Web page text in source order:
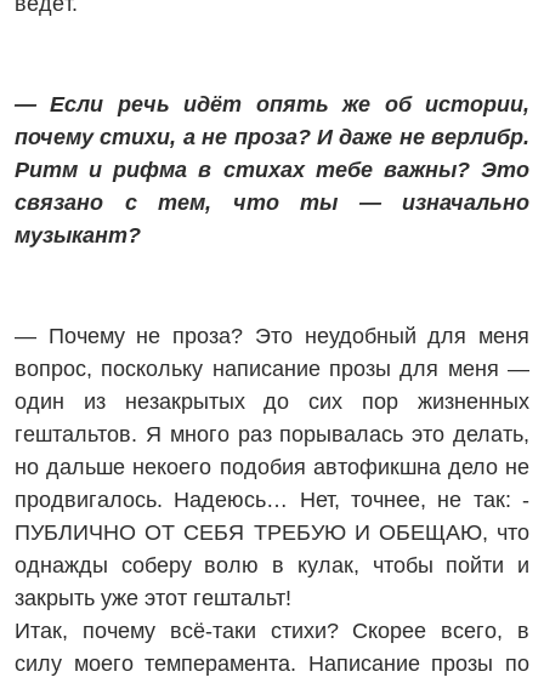
— Если речь идёт опять же об истории,
почему стихи, а не проза? И даже не верлибр.
Ритм и рифма в стихах тебе важны? Это
связано с тем, что ты — изначально
музыкант?
— Почему не проза? Это не­удобный для меня
вопрос, поскольку написание прозы для меня —
один из незакрытых до сих пор жизненных
гештальтов. Я много раз порывалась это делать,
но дальше некоего подобия авто­фикшна дело не
продвигалось. Надеюсь… Нет, точнее, не так: ­
ПУБЛИЧНО ОТ СЕБЯ ТРЕБУЮ И ОБЕЩАЮ, что
однажды соберу волю в кулак, чтобы пойти и
закрыть уже этот гештальт!
Итак, почему всё-таки стихи? Скорее всего, в
силу моего темперамента. Написание прозы по